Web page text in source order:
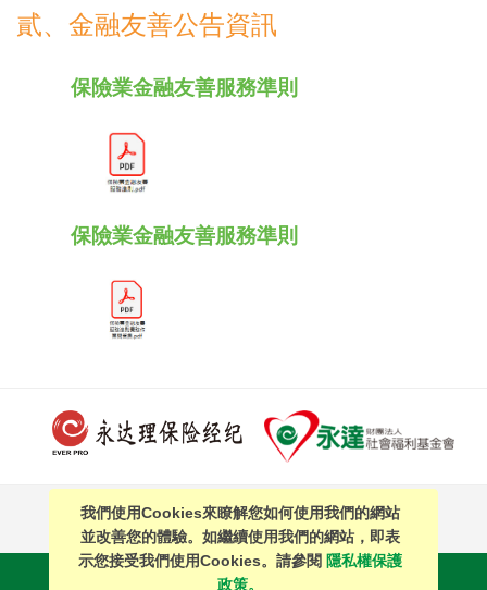
貳、金融友善公告資訊
保險業金融友善服務準則
保險業金融友善服務準則
PAGE TOP
站內搜尋｜
我們使用Cookies來瞭解您如何使用我們的網站
並改善您的體驗。如繼續使用我們的網站，即表
示您接受我們使用Cookies。請參閱 隱私權保護
政策。